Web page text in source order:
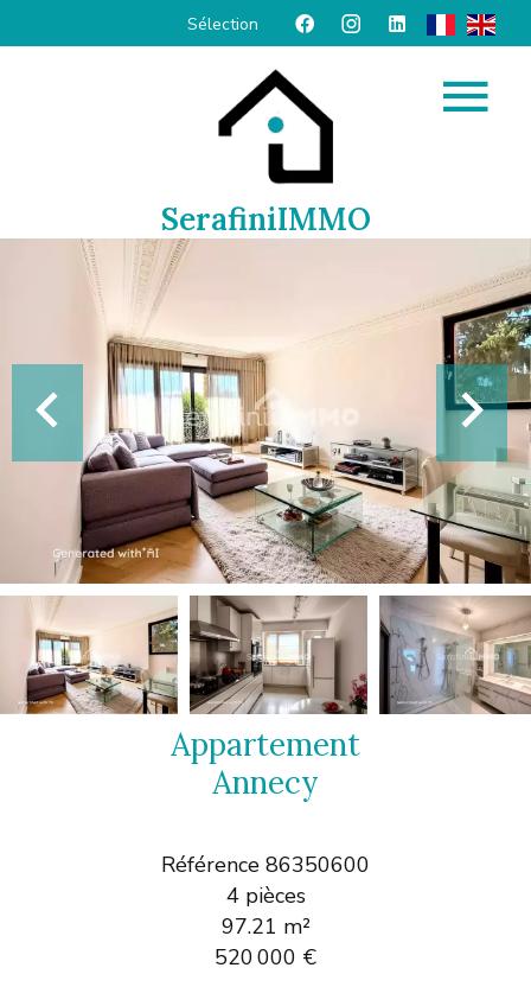
Sélection
SerafiniIMMO
Appartement
Annecy
Référence 86350600
4 pièces
97.21 m²
520 000 €